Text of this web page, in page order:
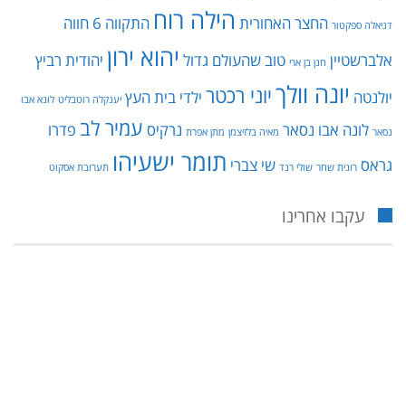
דניאלה ספקטור החצר האחורית הילה רוח התקווה 6
חווה
אלברשטיין חנן בן ארי טוב שהעולם גדול יהוא ירון יהודית רביץ
יולנטה יונה וולךיוני רכטר ילדי בית העץ יענקלה רוטבליט לונא אבו
נסאר לונה אבו נסאר מאיה בלזיצמן מתן אפרת נרקיס עמיר לב פדרו
גראס רונית שחר שולי רנד שי צברי תומר ישעיהו תערובת אסקוט
עקבו אחרינו